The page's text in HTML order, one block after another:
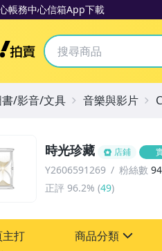
帳務中心信箱App下載
Yahoo拍賣
時光珍藏 店鋪
Y2606591269 粉絲數 94
正評 96.2% (49)
打 商品分類
書/影音/文具 音樂與影片